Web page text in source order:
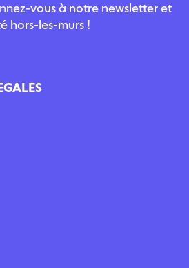
vous à notre newsletter et
hors-les-murs !